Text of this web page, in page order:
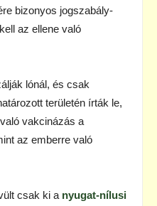
bizonyos jogszabály-
az ellene való
lónál, és csak
területén írták le,
vakcinázás a
az emberre való
csak ki a nyugat-nílusi